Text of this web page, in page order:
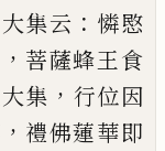
集云 ： 憐愍
， 菩薩蜂王食
集 ， 行位因
， 禮佛蓮華即